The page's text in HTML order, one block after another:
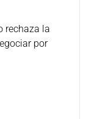
rechaza la
por